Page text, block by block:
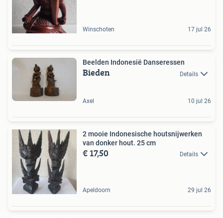
Winschoten 17 jul 26
Beelden Indonesië Danseressen
Bieden Details
Axel 10 jul 26
2 mooie Indonesische houtsnijwerken
van donker hout. 25 cm
€ 17,50 Details
Apeldoorn 29 jul 26